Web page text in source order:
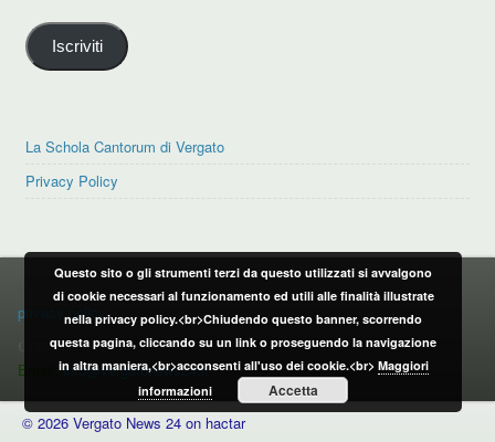
mail
Iscriviti
La Schola Cantorum di Vergato
Privacy Policy
PRIVACY POLICY
privacy policy
CONTATTI:
Email:info@vergatonews24.it
© 2026 Vergato News 24 on hactar
Questo sito o gli strumenti terzi da questo utilizzati si avvalgono
di cookie necessari al funzionamento ed utili alle finalità illustrate
nella privacy policy.<br>Chiudendo questo banner, scorrendo
questa pagina, cliccando su un link o proseguendo la navigazione
in altra maniera,<br>acconsenti all'uso dei cookie.<br> Maggiori
informazioni
Accetta